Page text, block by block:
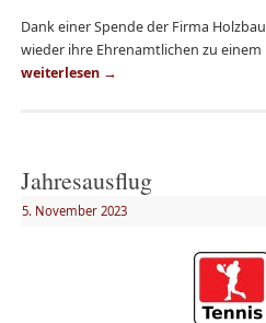
Dank einer Spende der Firma
wieder ihre Ehrenamtlichen zu
weiterlesen →
Jahresausflug
5. November 2023